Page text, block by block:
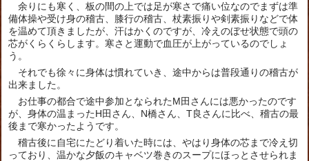
余りにも寒く、板の間の上では足が寒さで痛い位なのでまずは準
備体操や受け身の稽古、膝行の稽古、杖素振りや剣素振りなどで体
を温めて頂きましたが、汗はかくのですが、冷えのぼせ状態で頭の
芯がくらくらします。寒さと運動で血圧が上がっているのでしょ
う。
それでも徐々に身体は慣れていき、途中からは普段通りの稽古が
出来ました。
お仕事の都合で途中参加となられたM田さんには悪かったのです
が、身体の温まったH田さん、N橋さん、T良さんに比べ、稽古の最
後まで寒かったようです。
稽古後に自宅にたどり着いた時には、やはり身体の芯まで冷え切
っており、温かな夕飯のキャベツ巻きのスープにほっとさせられま